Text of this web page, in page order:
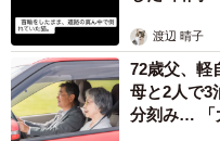
渡辺 晴子
72歳父、
母と2人で
分刻み… 「